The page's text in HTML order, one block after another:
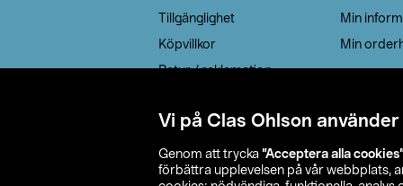
Vi på Clas Ohlson
Genom att trycka ”Acceptera alla
förbättra upplevelsen på vår webbplats,
Tillgänglighet
Köpvillkor
Retur / reklamation
Cookie policy
Leveransalternativ
Min
Min